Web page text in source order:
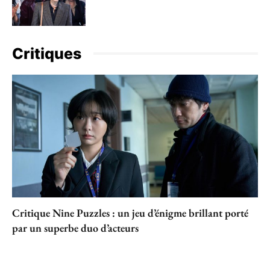
Critiques
Critique Nine Puzzles : un jeu d’énigme brillant porté
par un superbe duo d’acteurs